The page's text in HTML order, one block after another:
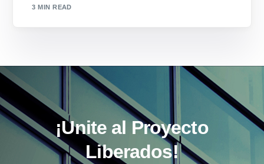
3 MIN READ
¡Unite al Proyecto
Liberados!